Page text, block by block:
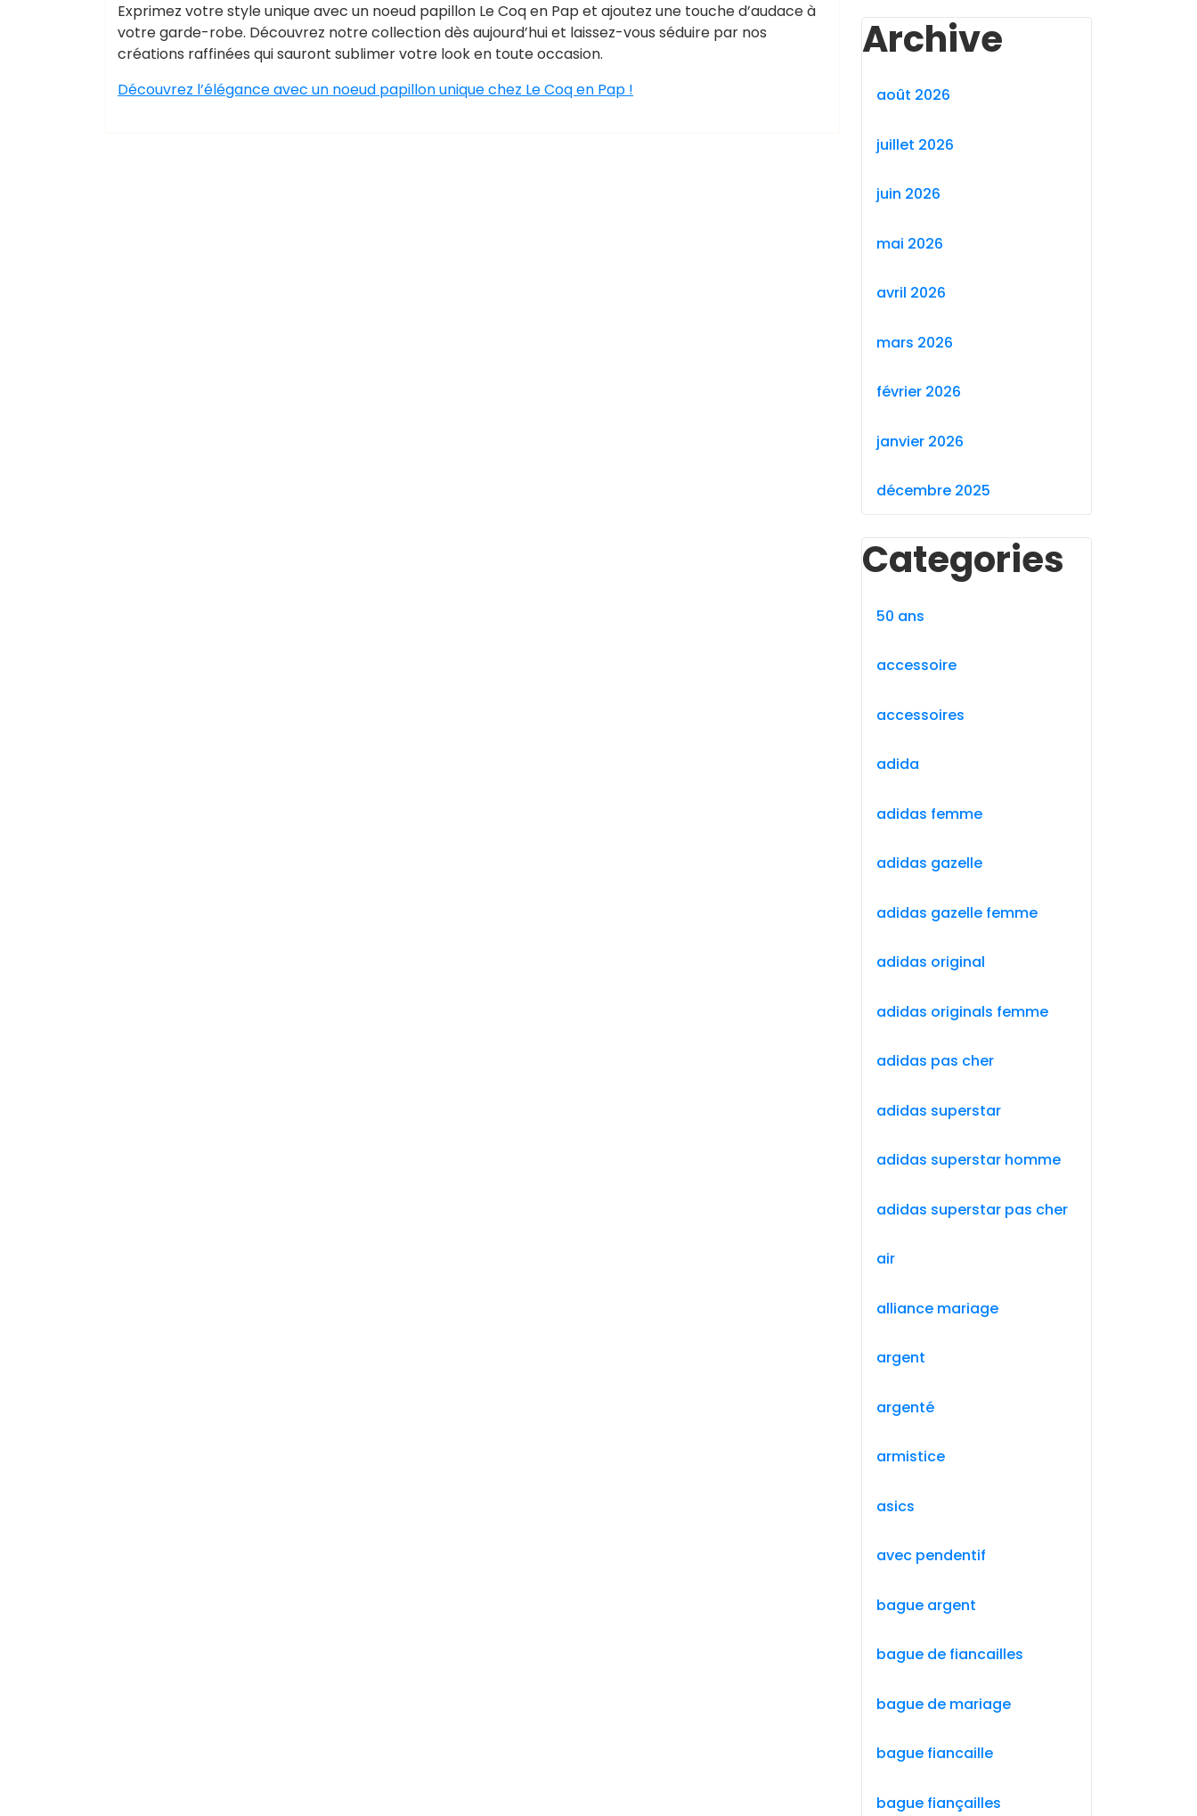
Exprimez votre style unique avec un noeud papillon Le Coq en Pap et ajoutez une touche d’audace à
votre garde-robe. Découvrez notre collection dès aujourd’hui et laissez-vous séduire par nos
créations raffinées qui sauront sublimer votre look en toute occasion.
Découvrez l’élégance avec un noeud papillon unique chez Le Coq en Pap !
Archive
août 2026
juillet 2026
juin 2026
mai 2026
avril 2026
mars 2026
février 2026
janvier 2026
décembre 2025
Categories
50 ans
accessoire
accessoires
adida
adidas femme
adidas gazelle
adidas gazelle femme
adidas original
adidas originals femme
adidas pas cher
adidas superstar
adidas superstar homme
adidas superstar pas cher
air
alliance mariage
argent
argenté
armistice
asics
avec pendentif
bague argent
bague de fiancailles
bague de mariage
bague fiancaille
bague fiançailles